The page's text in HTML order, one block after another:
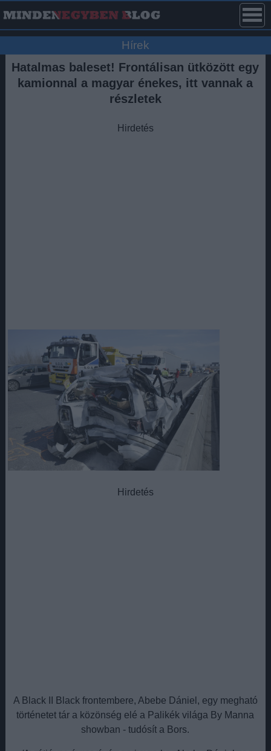
Hírek
Hatalmas baleset! Frontálisan ütközött egy
kamionnal a magyar énekes, itt vannak a
részletek
Hirdetés
Hirdetés
A Black II Black frontembere, Abebe Dániel, egy megható
történetet tár a közönség elé a Palikék világa By Manna
showban - tudósít a Bors.